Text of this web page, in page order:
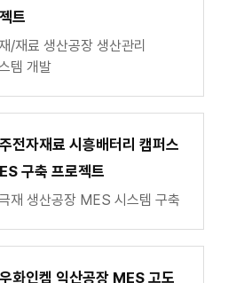
트
/재료 생산공장 생산관리
템 개발
전자재료 시흥배터리 캠퍼스
구축 프로젝트
재 생산공장 MES 시스템 구축
화인켐 익산공장 MES 고도